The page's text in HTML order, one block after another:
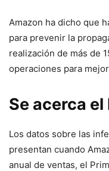
Amazon ha dicho que
para prevenir la
realización de más de
operaciones para
Se acerca el
Los datos sobre las
presentan cuando
anual de ventas, el